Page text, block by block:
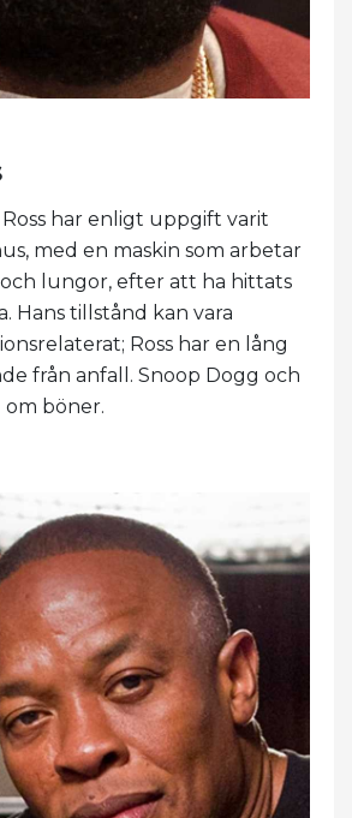
har enligt uppgift varit
med en maskin som arbetar
lungor, efter att ha hittats
Hans tillstånd kan vara
Ross har en lång
från anfall. Snoop Dogg och
om böner.